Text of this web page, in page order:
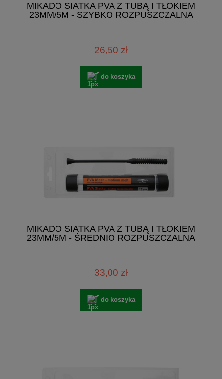
MIKADO SIATKA PVA Z TUBĄ I TŁOKIEM
23MM/5M - SZYBKO ROZPUSZCZALNA
26,50 zł
do koszyka
MIKADO SIATKA PVA Z TUBĄ I TŁOKIEM
23MM/5M - ŚREDNIO ROZPUSZCZALNA
33,00 zł
do koszyka